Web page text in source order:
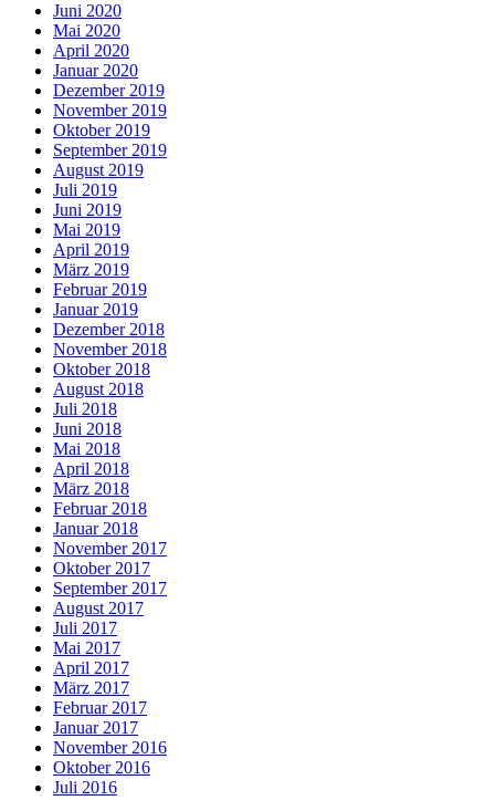
Juni 2020
Mai 2020
April 2020
Januar 2020
Dezember 2019
November 2019
Oktober 2019
September 2019
August 2019
Juli 2019
Juni 2019
Mai 2019
April 2019
März 2019
Februar 2019
Januar 2019
Dezember 2018
November 2018
Oktober 2018
August 2018
Juli 2018
Juni 2018
Mai 2018
April 2018
März 2018
Februar 2018
Januar 2018
November 2017
Oktober 2017
September 2017
August 2017
Juli 2017
Mai 2017
April 2017
März 2017
Februar 2017
Januar 2017
November 2016
Oktober 2016
Juli 2016